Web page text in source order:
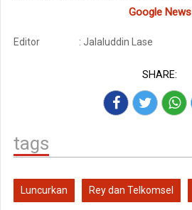
Google News
Editor : Jalaluddin Lase
SHARE:
tags
Luncurkan Rey dan Telkomsel